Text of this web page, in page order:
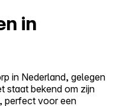
in
in Nederland, gelegen
staat bekend om zijn
perfect voor een